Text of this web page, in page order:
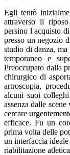
Egli tentò
attraverso il
persino l acquisto
presso un negozio
studio di danza,
temporaneo e
Preoccupato dalla
chirurgico di
artroscopia,
alcuni suoi
assenza dalle
cercare
efficace. Fu un
prima volta delle
un interfaccia
riabilitazione